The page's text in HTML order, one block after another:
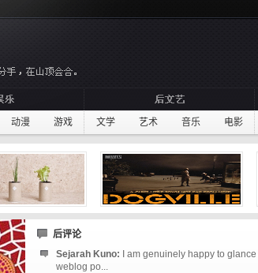
动漫 游戏 文学 艺术 音乐 电影
后评论
Sejarah Kuno:
I am genuinely happy to
weblog po...